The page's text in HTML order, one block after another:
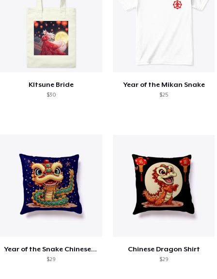
KItsune Bride
$30
Year of the Mikan Snake
$25
Year of the Snake Chinese New Year
$29
Chinese Dragon Shirt
$29